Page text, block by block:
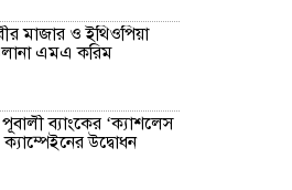
মাজার ও ইথিওপিয়া
এমএ করিম
পূবালী ব্যাংকের ‘ক্যাশলেস
ক্যাম্পেইনের উদ্বোধন